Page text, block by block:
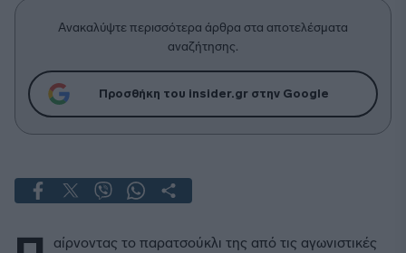
Ανακαλύψτε περισσότερα άρθρα στα αποτελέσματα
αναζήτησης.
Προσθήκη του insider.gr στην Google
αίρνοντας το παρατσούκλι της από τις αγωνιστικές